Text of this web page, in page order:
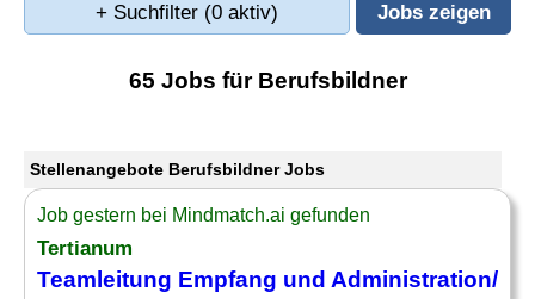
+ Suchfilter (0 aktiv)
65 Jobs für Berufsbildner
Stellenangebote Berufsbildner Jobs
Job gestern bei Mindmatch.ai gefunden
Tertianum
Teamleitung Empfang und Administration/